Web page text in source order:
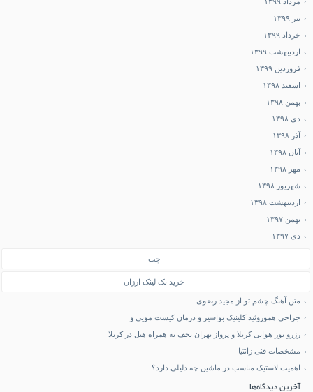
تیر ۱۳۹۹
خرداد ۱۳۹۹
اردیبهشت ۱۳۹۹
فروردین ۱۳۹۹
اسفند ۱۳۹۸
بهمن ۱۳۹۸
دی ۱۳۹۸
آذر ۱۳۹۸
آبان ۱۳۹۸
مهر ۱۳۹۸
شهریور ۱۳۹۸
اردیبهشت ۱۳۹۸
بهمن ۱۳۹۷
دی ۱۳۹۷
چت
خرید بک لینک ارزان
متن آهنگ چشم تو از مجید رضوی
جراحی هموروئید کلینیک بواسیر و درمان کیست مویی و
رزرو تور هوایی کربلا و پرواز تهران نجف به همراه هتل در کربلا
مشخصات فنی زانتیا
اهمیت لاستیک مناسب در ماشین چه دلیلی دارد؟
آخرین دیدگاه‌ها